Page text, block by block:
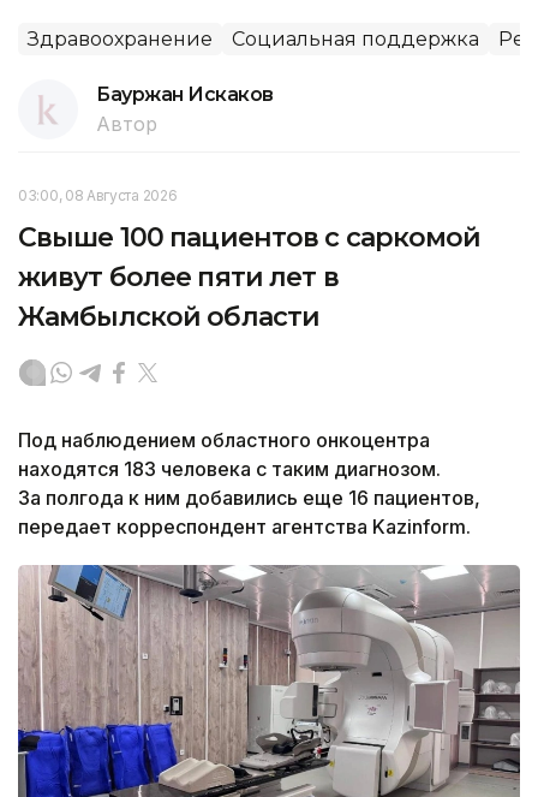
Здравоохранение Социальная поддержка
Бауржан Искаков
Автор
03:00, 08 Августа 2026
Свыше 100 пациентов с саркомой
живут более пяти лет в
Жамбылской области
Под наблюдением областного онкоцентра
находятся 183 человека с таким диагнозом.
За полгода к ним добавились еще 16 пациентов,
передает корреспондент агентства Kazinform.